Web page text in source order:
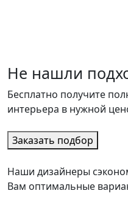
Не нашли
Бесплатно получите
интерьера в нужной
Заказать подбор
Наши дизайнеры
Вам оптимальные